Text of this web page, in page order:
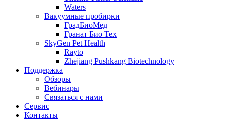
Waters
Вакуумные пробирки
ГрадБиоМед
Гранат Био Тех
SkyGen Pet Health
Rayto
Zhejiang Pushkang Biotechnology
Поддержка
Обзоры
Вебинары
Связаться с нами
Сервис
Контакты